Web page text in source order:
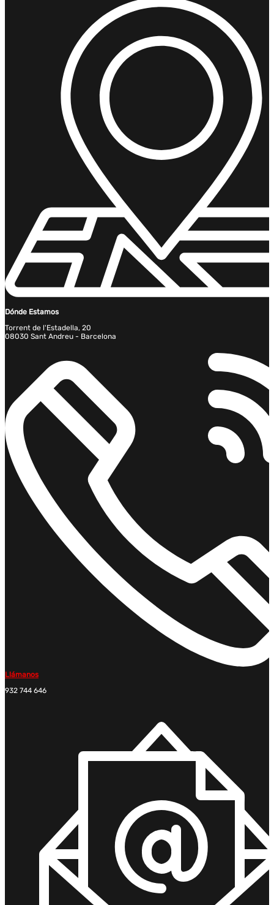
Dónde Estamos
Torrent de l'Estadella, 20
08030 Sant Andreu - Barcelona
Llámanos
932 744 646